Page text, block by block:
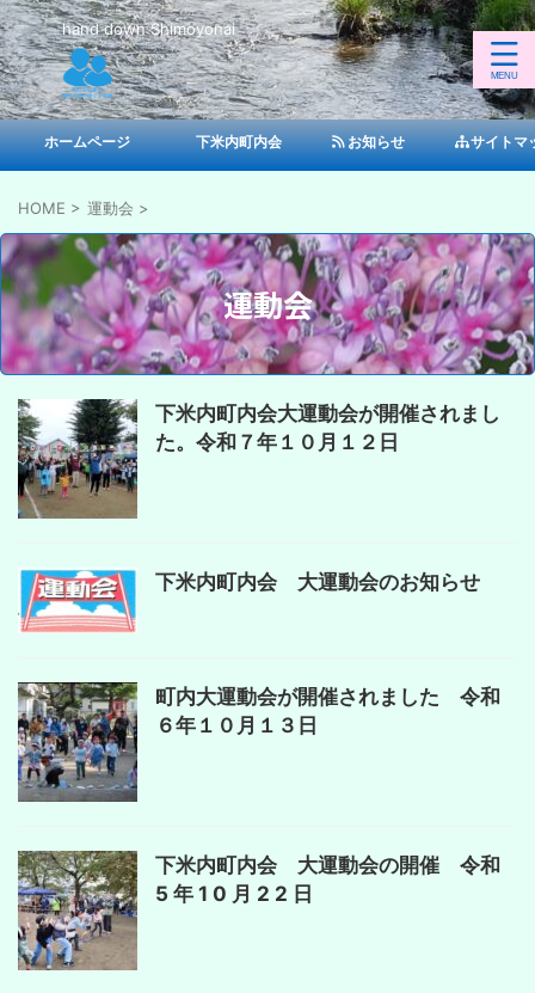
hand down Shimoyonai
ホームページ 下米内町内会 お知らせ サイトマ
HOME > 運動会 >
運動会
下米内町内会大運動会が開催されまし
た。令和７年１０月１２日
下米内町内会 大運動会のお知らせ
町内大運動会が開催されました 令和
６年１０月１３日
下米内町内会 大運動会の開催 令和
5 年 1 0 月 2 2 日